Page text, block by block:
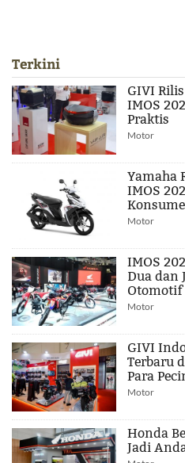
Terkini
GIVI
IMOS
Praktis
Motor
Yamaha
IMOS
Motor
IMOS
Dua dan
Otomotif
Motor
GIVI
Terbaru
Para
Motor
Honda
Jadi